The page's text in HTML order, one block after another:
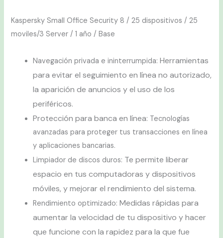
Kaspersky Small Office Security 8 / 25 dispositivos / 25
moviles/3 Server / 1 año / Base
Navegación privada e ininterrumpida:Herramientas
para evitar el seguimiento en línea no autorizado,
la aparición de anuncios y el uso de los
periféricos.
Protección para banca en línea: Tecnologías
avanzadas para proteger tus transacciones en línea
y aplicaciones bancarias.
Limpiador de discos duros: Te permite liberar
espacio en tus computadoras y dispositivos
móviles, y mejorar el rendimiento del sistema.
Rendimiento optimizado:Medidas rápidas para
aumentar la velocidad de tu dispositivo y hacer
que funcione con la rapidez para la que fue